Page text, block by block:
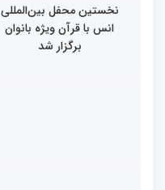
نخستین محفل بین‌المللی
انس با قرآن ویژه بانوان
برگزار شد